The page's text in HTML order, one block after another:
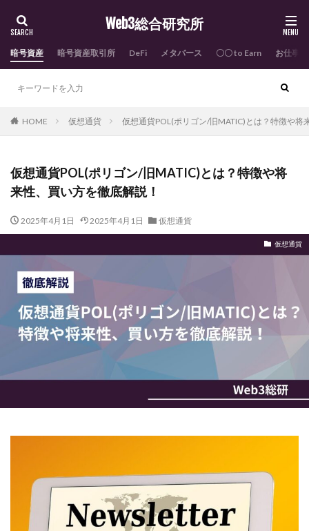
Web3総合研究所
暗号資産 暗号資産取引所 DeFi メタバース 〇〇 to Earn お仕事
HOME 仮想通貨 仮想通貨POL(ポリゴン/旧MATIC)とは？特徴や将
仮想通貨POL(ポリゴン/旧MATIC)とは？特徴や将
来性、買い方を徹底解説！
2025年4月1日 2025年4月1日 仮想通貨
仮想通貨